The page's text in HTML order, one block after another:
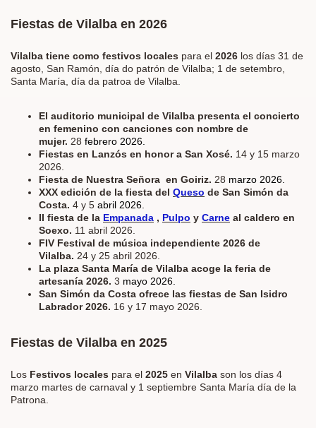
Fiestas de Vilalba en 2026
Vilalba tiene como festivos locales para el 2026 los días 31 de
agosto, San Ramón, día do patrón de Vilalba; 1 de setembro,
Santa María, día da patroa de Vilalba.
El auditorio municipal de Vilalba presenta el concierto
en femenino con canciones con nombre de
mujer. 28 febrero 2026.
Fiestas en Lanzós en honor a San Xosé. 14 y 15 marzo
2026.
Fiesta de Nuestra Señora en Goiriz. 28 marzo 2026.
XXX edición de la fiesta del Queso de San Simón da
Costa. 4 y 5 abril 2026.
II fiesta de la Empanada , Pulpo y Carne al caldero en
Soexo. 11 abril 2026.
FIV Festival de música independiente 2026 de
Vilalba. 24 y 25 abril 2026.
La plaza Santa María de Vilalba acoge la feria de
artesanía 2026. 3 mayo 2026.
San Simón da Costa ofrece las fiestas de San Isidro
Labrador 2026. 16 y 17 mayo 2026.
Fiestas de Vilalba en 2025
Los Festivos locales para el 2025 en Vilalba son los días 4
marzo martes de carnaval y 1 septiembre Santa María día de la
Patrona.